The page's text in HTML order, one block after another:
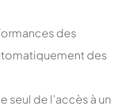
des
des
seul de l’accès à un